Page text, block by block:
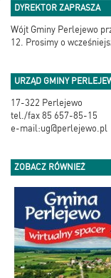
DYREKTOR ZAPRASZA
Wójt Gminy Perlejewo
12. Prosimy o
URZĄD GMINY
17-322 Perlejewo
tel./fax 85 657-85-15
e-mail:ug@perlejewo.pl
ZOBACZ RÓWNIEŻ